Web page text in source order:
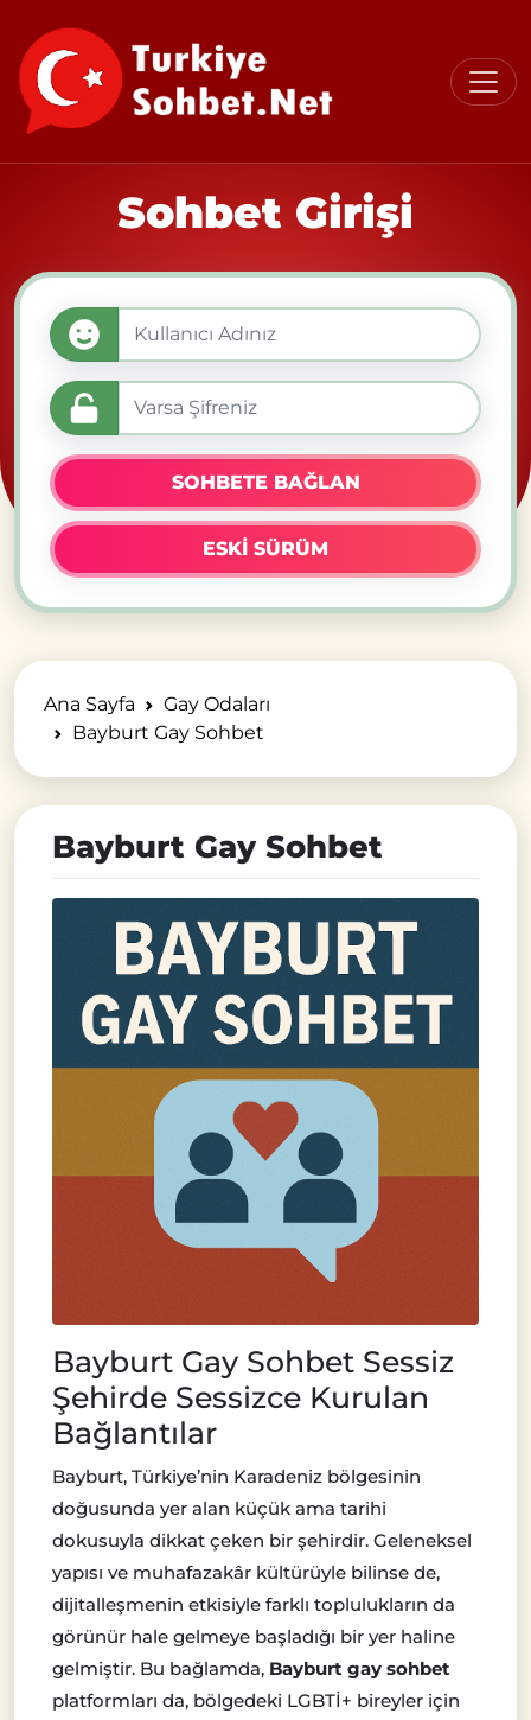
Sohbet Girişi
SOHBETE BAĞLAN
ESKI SÜRÜM
Ana Sayfa
Gay Odaları
Bayburt Gay Sohbet
Bayburt Gay Sohbet
Bayburt Gay Sohbet Sessiz
Şehirde Sessizce Kurulan
Bağlantılar
Bayburt, Türkiye’nin Karadeniz bölgesinin
doğusunda yer alan küçük ama tarihi
dokusuyla dikkat çeken bir şehirdir. Geleneksel
yapısı ve muhafazakâr kültürüyle bilinse de,
dijitalleşmenin etkisiyle farklı toplulukların da
görünür hale gelmeye başladığı bir yer haline
gelmiştir. Bu bağlamda, Bayburt gay sohbet
platformları da, bölgedeki LGBTİ+ bireyler için